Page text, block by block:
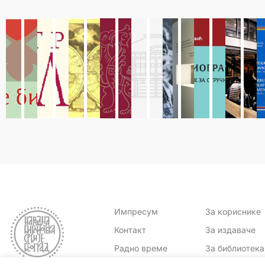
Импресум
Контакт
Радно време
За кориснике
За издаваче
За